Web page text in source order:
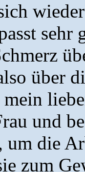
über
und
die
zum